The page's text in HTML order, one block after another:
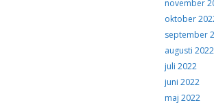
november
oktober
september
augusti 2022
juli 2022
juni 2022
maj 2022